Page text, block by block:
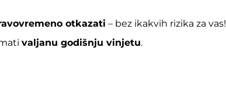
otkazati – bez ikakvih rizika za vas!
valjanu godišnju vinjetu.